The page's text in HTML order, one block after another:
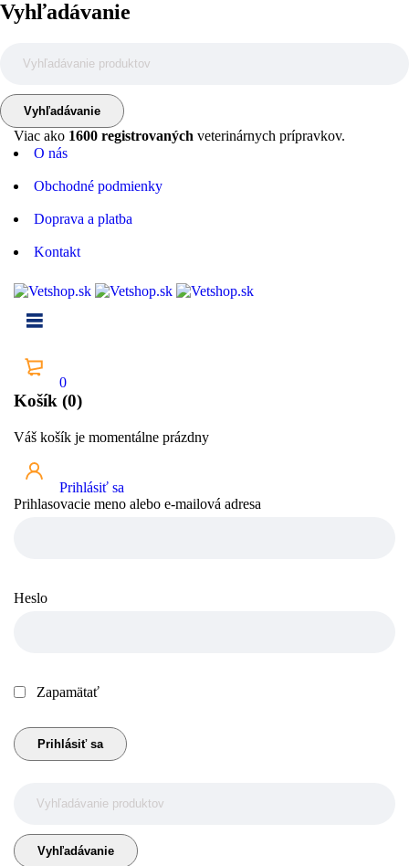
Vyhľadávanie
Viac ako 1600 registrovaných veterinárnych prípravkov.
O nás
Obchodné podmienky
Doprava a platba
Kontakt
0
Košík (0)
Váš košík je momentálne prázdny
Prihlásiť sa
Prihlasovacie meno alebo e-mailová adresa
Heslo
Zapamätať